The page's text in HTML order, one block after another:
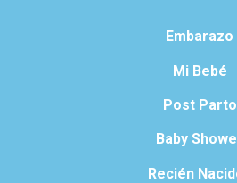
Embarazo
Mi Bebé
Post Parto
Baby
Recién